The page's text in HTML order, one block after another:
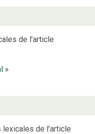
de l’article
»
de l’article